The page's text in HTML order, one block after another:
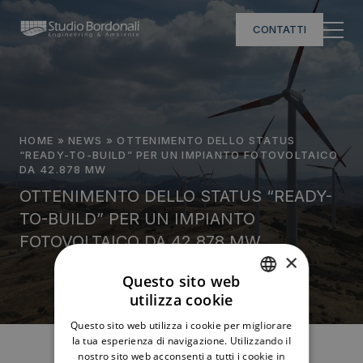
CONTATTI
HOME »NEWS » OTTENIMENTO DELLO STATUS
“READY-TO-BUILD” PER UN IMPIANTO FOTOVOLTAICO
DA 42.878 MW
OTTENIMENTO DELLO STATUS “READY-
TO-BUILD” PER UN IMPIANTO
FOTOVOLTAICO DA 42.878 MW
ENGLISH
×
Questo sito web
utilizza cookie
Questo sito web utilizza i cookie per migliorare
la tua esperienza di navigazione. Utilizzando il
nostro sito web acconsenti a tutti i cookie in